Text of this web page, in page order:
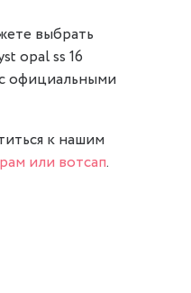
выбрать
opal ss 16
официальными
к нашим
или вотсап.